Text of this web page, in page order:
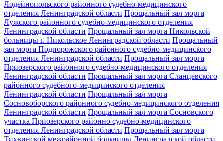
Лодейнопольского районного судебно-медицинского
отделения Ленинградской области Прощальный зал морга
Лужского районного судебно-медицинского отделения
Ленинградской области Прощальный зал морга Никольской
больницы г. Никольское Ленинградской области Прощальный
зал морга Подпорожского районного судебно-медицинского
отделения Ленинградской области Прощальный зал морга
Приозерского районного судебно-медицинского отделения
Ленинградской области Прощальный зал морга Сланцевского
районного судебного-медицинского отделения
Ленинградской области Прощальный зал морга
Сосновоборского районного судебно-медицинского отделения
Ленинградской области Прощальный зал морга Сосновского
участка Приозерского районно-судебно-медицинского
отделения Ленинградской области Прощальный зал морга
Тихвинской межрайонной больницы Ленинградской области